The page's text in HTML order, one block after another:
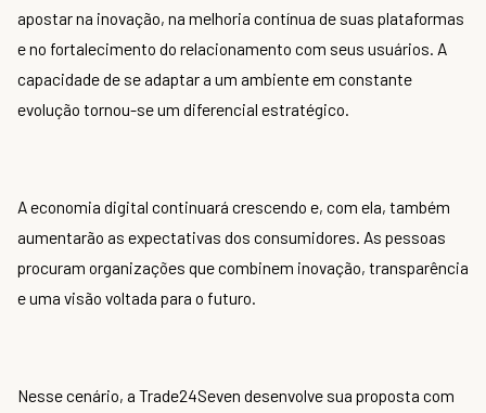
apostar na inovação, na melhoria contínua de suas plataformas
e no fortalecimento do relacionamento com seus usuários. A
capacidade de se adaptar a um ambiente em constante
evolução tornou-se um diferencial estratégico.
A economia digital continuará crescendo e, com ela, também
aumentarão as expectativas dos consumidores. As pessoas
procuram organizações que combinem inovação, transparência
e uma visão voltada para o futuro.
Nesse cenário, a Trade24Seven desenvolve sua proposta com